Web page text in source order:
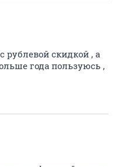
рублевой скидкой , а
года пользуюсь ,